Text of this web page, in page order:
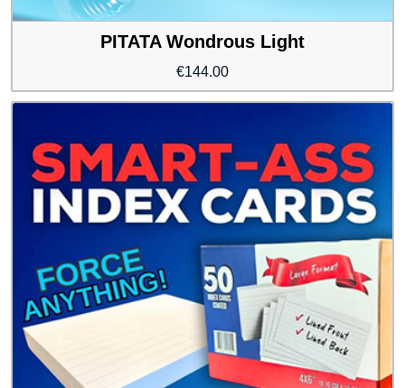
PITATA Wondrous Light
€144.00